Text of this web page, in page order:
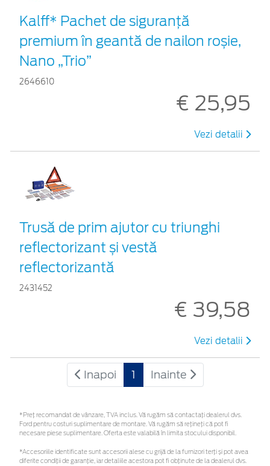
Kalff* Pachet de siguranţă
premium în geantă de nailon roșie,
Nano „Trio”
2646610
€ 25,95
Vezi detalii
Trusă de prim ajutor cu triunghi
reflectorizant și vestă
reflectorizantă
2431452
€ 39,58
Vezi detalii
Inapoi 1 Inainte
*Preţ recomandat de vânzare, TVA inclus. Vă rugăm să contactaţi dealerul dvs.
Ford pentru costuri suplimentare de montare. Vă rugăm să rețineți că pot fi
necesare piese suplimentare. Oferta este valabilă în limita stocului disponibil.
*Accesoriile identificate sunt accesorii alese cu grijă de la furnizori terți și pot avea
diferite condiții de garanție, iar detaliile acestora pot fi obținute de la dealerul dvs.